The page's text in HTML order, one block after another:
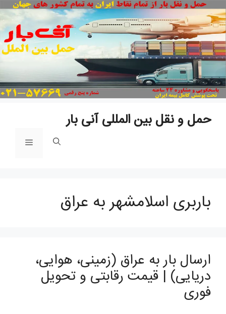
حمل و نقل بین المللی آنی بار
فهرست
باربری اسلامشهر به عراق
ارسال بار به عراق (زمینی، هوایی،
دریایی) | قیمت رقابتی و تحویل
فوری